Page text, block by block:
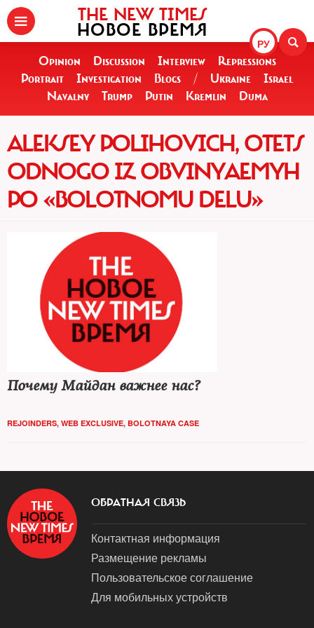
РУ
THE NEW TIMES
НОВОЕ ВРЕМЯ
Opinion Discussion Interview
Repressions
Portrait
Investigation Blogs / Ukraine
Israel
Navalny
Trump Putin Kremlin Duma
ALEKSEY POLIHOVICH, OTETS
ODNOGO IZ OBVINYAEMYH
PO «BOLOTNOMU DELU»
Почему Майдан важнее нас?
REJOINDERS, WEB EXCLUSIVE, BOLOTNAYA CASE
ОБРАТНАЯ СВЯЗЬ
Контактная информация
Размещение рекламы
Пользовательское соглашение
Для мобильных устройств